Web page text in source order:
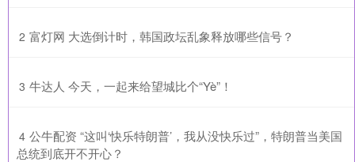
2 ​富灯网 大选倒计时，韩国政坛乱象释放哪些信号？
3 ​牛达人 今天，一起来给望城比个“Yè”！
4 ​公牛配资 “这叫‘快乐特朗普’，我从没快乐过”，特朗普当美国
总统到底开不开心？